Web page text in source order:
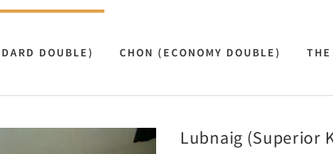
DOUBLE) CHON (ECONOMY DOUBLE) THE
Next Lubnaig (Superior